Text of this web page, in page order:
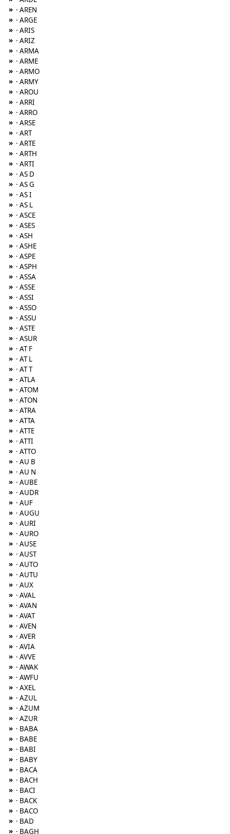
» · AREN
» · ARGE
» · ARIS
» · ARIZ
» · ARMA
» · ARME
» · ARMO
» · ARMY
» · AROU
» · ARRI
» · ARRO
» · ARSE
» · ART
» · ARTE
» · ARTH
» · ARTI
» · AS D
» · AS G
» · AS I
» · AS L
» · ASCE
» · ASES
» · ASH
» · ASHE
» · ASPE
» · ASPH
» · ASSA
» · ASSE
» · ASSI
» · ASSO
» · ASSU
» · ASTE
» · ASUR
» · AT F
» · AT L
» · AT T
» · ATLA
» · ATOM
» · ATON
» · ATRA
» · ATTA
» · ATTE
» · ATTI
» · ATTO
» · AU B
» · AU N
» · AUBE
» · AUDR
» · AUF
» · AUGU
» · AURI
» · AURO
» · AUSE
» · AUST
» · AUTO
» · AUTU
» · AUX
» · AVAL
» · AVAN
» · AVAT
» · AVEN
» · AVER
» · AVIA
» · AVVE
» · AWAK
» · AWFU
» · AXEL
» · AZUL
» · AZUM
» · AZUR
» · BABA
» · BABE
» · BABI
» · BABY
» · BACA
» · BACH
» · BACI
» · BACK
» · BACO
» · BAD
» · BAGH